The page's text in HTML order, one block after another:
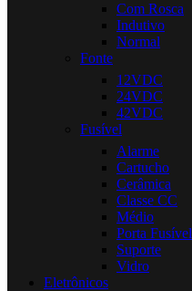
Com Rosca
Indutivo
Normal
Fonte
12VDC
24VDC
42VDC
Fusível
Alarme
Cartucho
Cerâmica
Classe CC
Médio
Porta Fusível
Suporte
Vidro
Eletrônicos